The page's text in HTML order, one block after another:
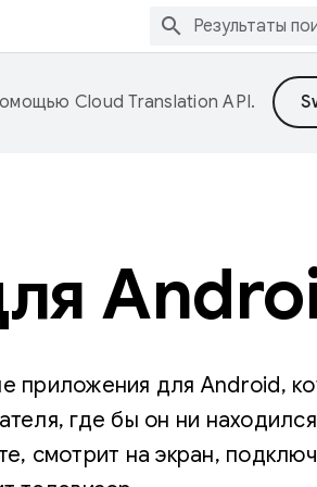
Cloud Translation API.
приложения для Android,
где бы он ни
смотрит на экран,